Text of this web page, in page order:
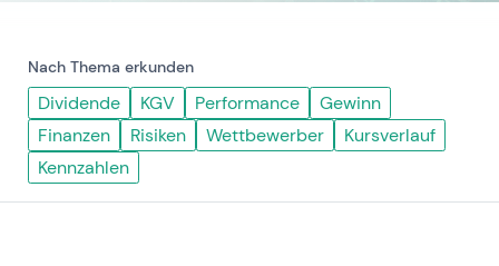
Nach Thema erkunden
Dividende KGV Performance
Gewinn
Finanzen
Risiken Wettbewerber
Kursverlauf
Kennzahlen